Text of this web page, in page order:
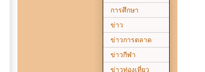
การศึกษา
ข่าว
ข่าวการตลาด
ข่าวกีฬา
ข่าวท่องเที่ยว